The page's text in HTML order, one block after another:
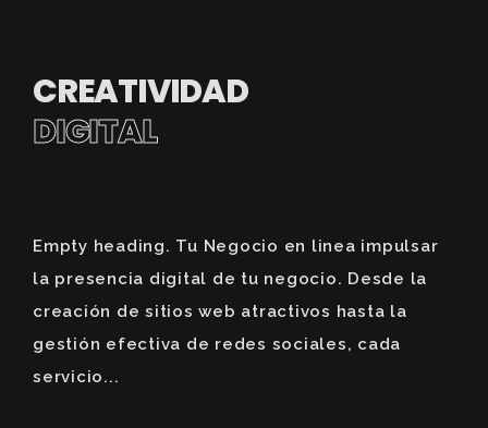
CREATIVIDAD
DIGITAL
Empty heading. Tu Negocio en linea impulsar
la presencia digital de tu negocio. Desde la
creación de sitios web atractivos hasta la
gestión efectiva de redes sociales, cada
servicio...